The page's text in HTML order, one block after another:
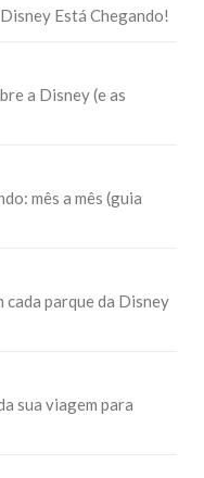
Está Chegando!
a Disney (e as
mês a mês (guia
parque da Disney
sua viagem para